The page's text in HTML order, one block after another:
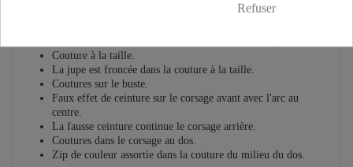
Couture à la taille.
La jupe est froncée dans la couture à la taille.
Coutures sur le buste.
Faux effet de ceinture sur le corsage avant avec l'arc au
centre.
La fausse ceinture continue le corsage arrière.
Coutures dans le corsage au dos.
Zip de couleur assortie dans la couture du milieu du dos.
Refuser